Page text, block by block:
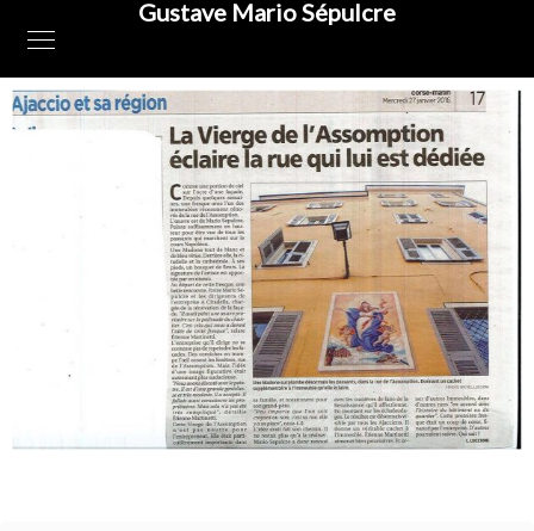
Gustave Mario Sépulcre